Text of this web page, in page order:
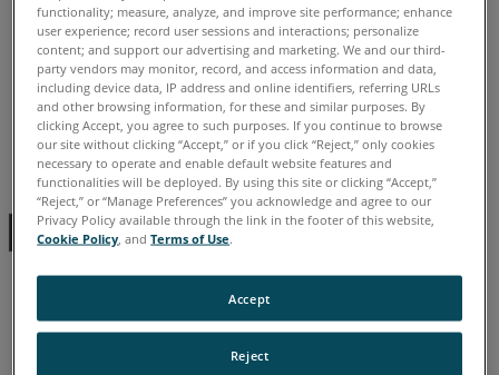
Alemão Chinês Coreano Espanhol Francês Inglês
Italiano Japonês Português
functionality; measure, analyze, and improve site performance; enhance
user experience; record user sessions and interactions; personalize
content; and support our advertising and marketing. We and our third-
party vendors may monitor, record, and access information and data,
including device data, IP address and online identifiers, referring URLs
and other browsing information, for these and similar purposes. By
clicking Accept, you agree to such purposes. If you continue to browse
our site without clicking “Accept,” or if you click “Reject,” only cookies
necessary to operate and enable default website features and
functionalities will be deployed. By using this site or clicking “Accept,”
“Reject,” or “Manage Preferences” you acknowledge and agree to our
Privacy Policy available through the link in the footer of this website,
Cookie Policy , andTerms of Use.
Reject
Accept